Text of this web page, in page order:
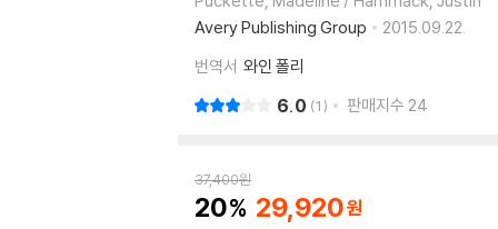
Avery Publishing Group
2015.09.22.
번역서 와인 폴리
6.0 1 판매지수 24
37,400원
20 29,920